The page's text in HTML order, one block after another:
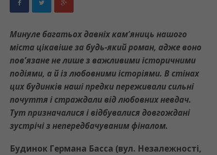
Минуле багатьох давніх кам’яниць нашого
міста цікавіше за будь-який роман, адже воно
пов’язане не лише з важливими історичними
подіями, а й із любовними історіями. В стінах
цих будинків наші предки переживали сильні
почуття і страждали від любовних невдач.
Тут призначалися і відбувалися довгождані
зустрічі з непередбачуваним фіналом.
Будинок Германа Басса (вул. Незалежності,